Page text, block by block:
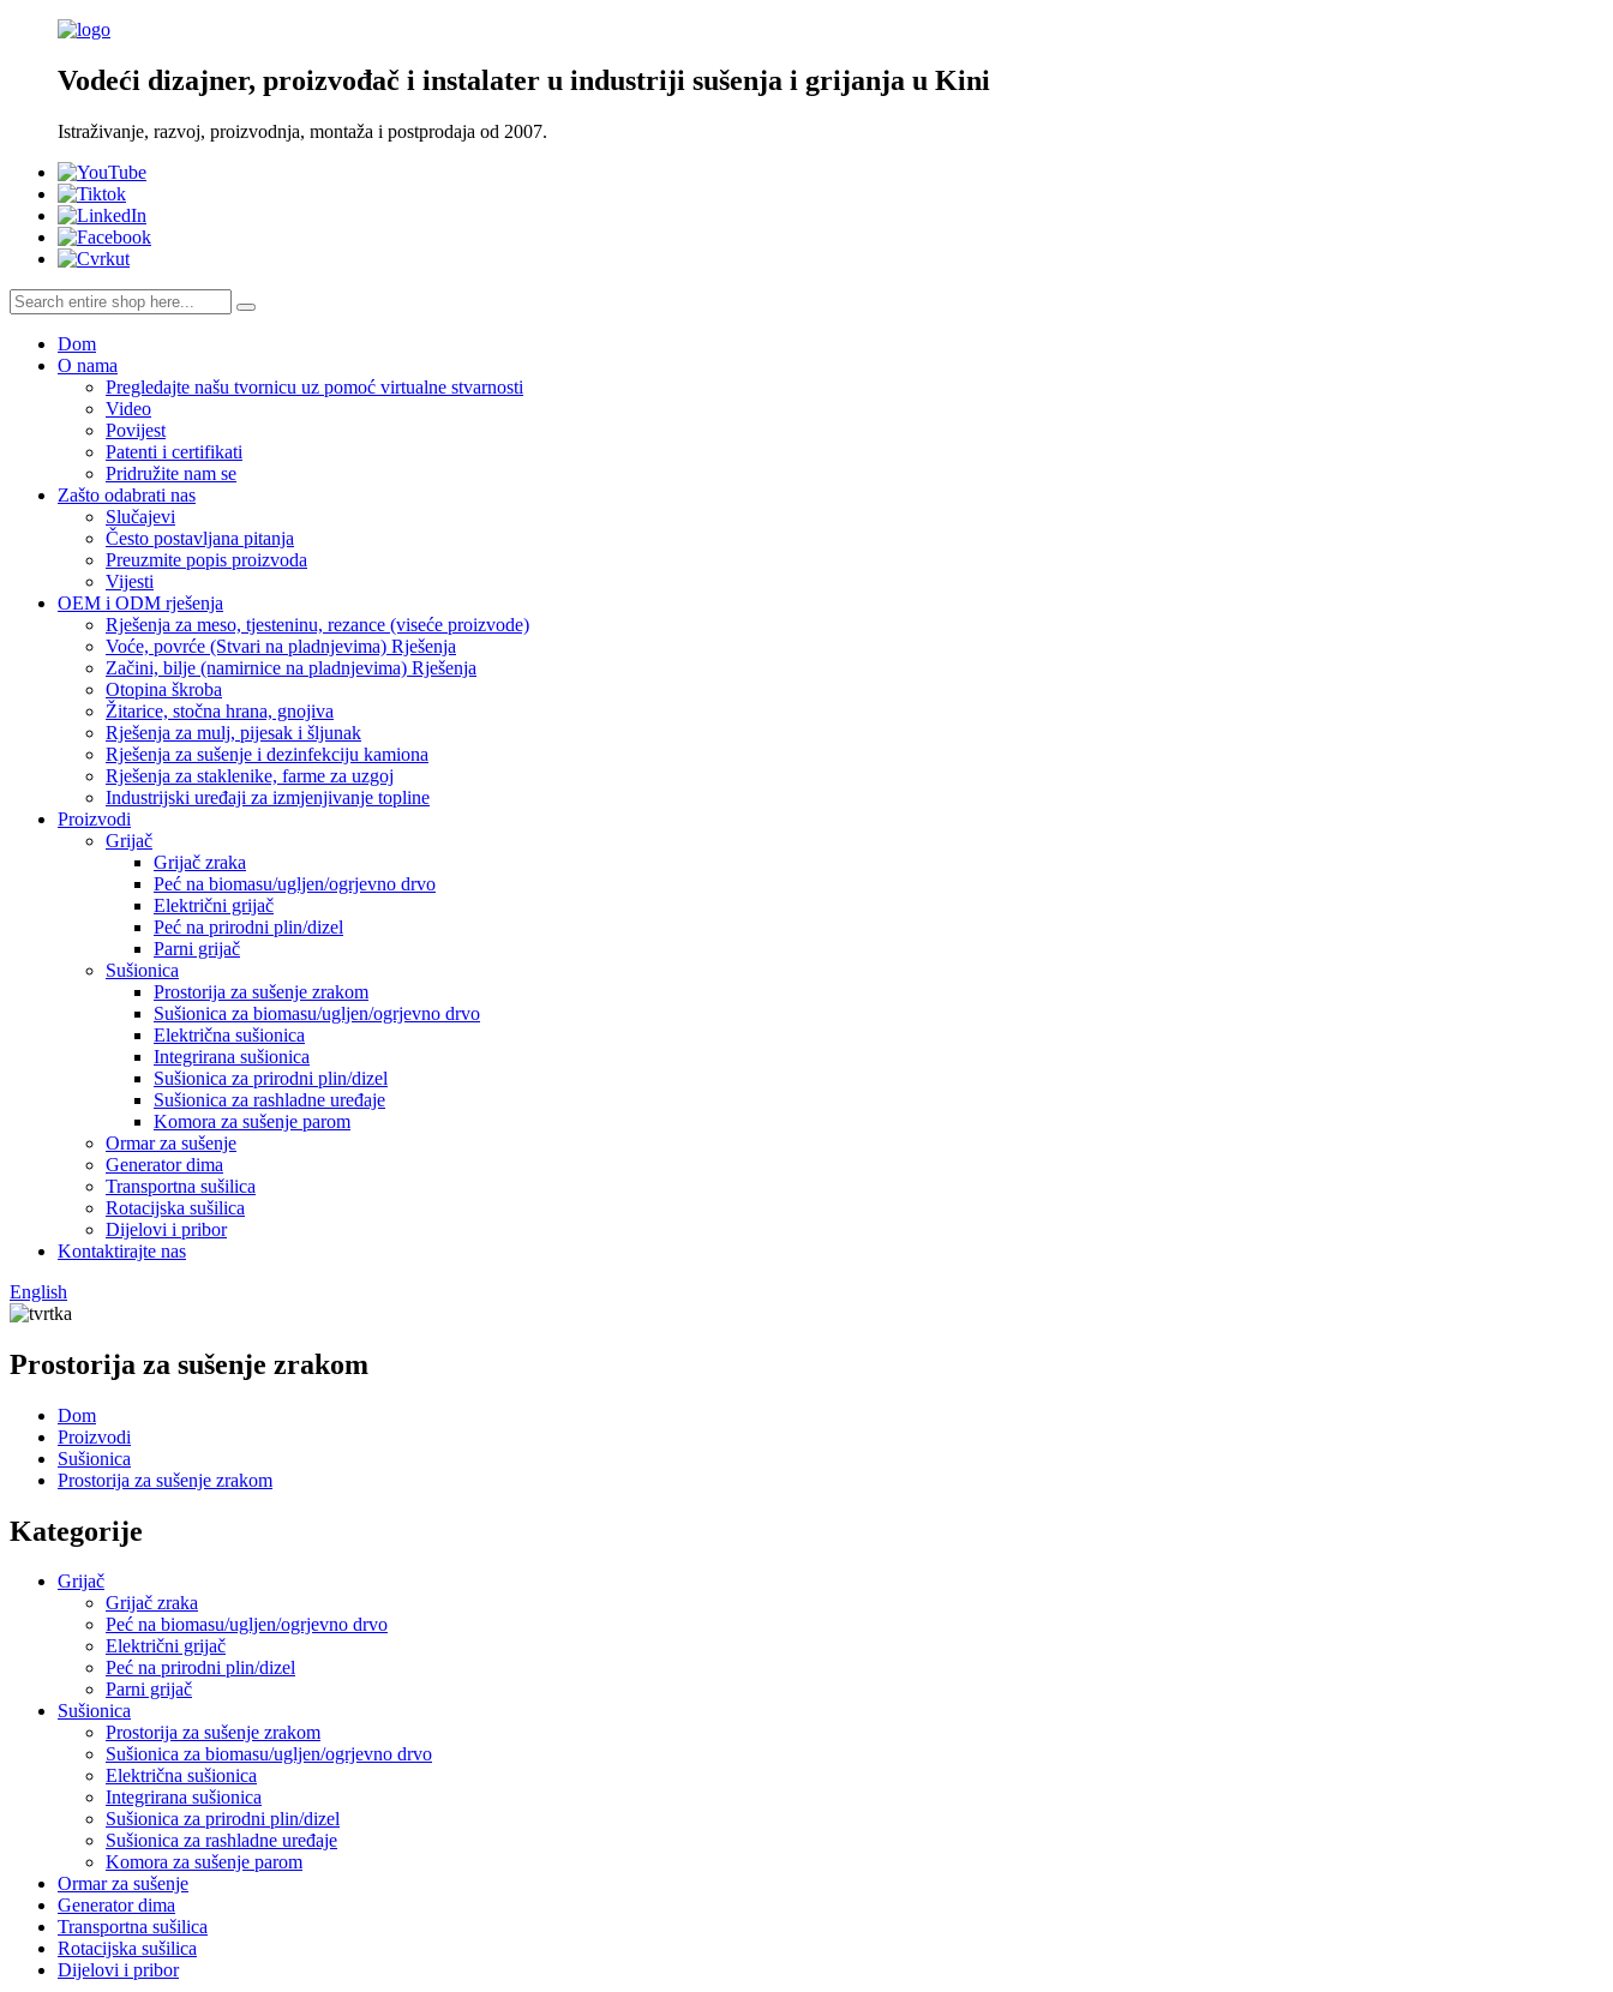
Vodeći dizajner, proizvođač i instalater u industriji sušenja i grijanja u Kini
Istraživanje, razvoj, proizvodnja, montaža i postprodaja od 2007.
Dom
O nama
Pregledajte našu tvornicu uz pomoć virtualne stvarnosti
Video
Povijest
Patenti i certifikati
Pridružite nam se
Zašto odabrati nas
Slučajevi
Često postavljana pitanja
Preuzmite popis proizvoda
Vijesti
OEM i ODM rješenja
Rješenja za meso, tjesteninu, rezance (viseće proizvode)
Voće, povrće (Stvari na pladnjevima) Rješenja
Začini, bilje (namirnice na pladnjevima) Rješenja
Otopina škroba
Žitarice, stočna hrana, gnojiva
Rješenja za mulj, pijesak i šljunak
Rješenja za sušenje i dezinfekciju kamiona
Rješenja za staklenike, farme za uzgoj
Industrijski uređaji za izmjenjivanje topline
Proizvodi
Grijač
Grijač zraka
Peć na biomasu/ugljen/ogrjevno drvo
Električni grijač
Peć na prirodni plin/dizel
Parni grijač
Sušionica
Prostorija za sušenje zrakom
Sušionica za biomasu/ugljen/ogrjevno drvo
Električna sušionica
Integrirana sušionica
Sušionica za prirodni plin/dizel
Sušionica za rashladne uređaje
Komora za sušenje parom
Ormar za sušenje
Generator dima
Transportna sušilica
Rotacijska sušilica
Dijelovi i pribor
Kontaktirajte nas
English
Prostorija za sušenje zrakom
Dom
Proizvodi
Sušionica
Prostorija za sušenje zrakom
Kategorije
Grijač
Grijač zraka
Peć na biomasu/ugljen/ogrjevno drvo
Električni grijač
Peć na prirodni plin/dizel
Parni grijač
Sušionica
Prostorija za sušenje zrakom
Sušionica za biomasu/ugljen/ogrjevno drvo
Električna sušionica
Integrirana sušionica
Sušionica za prirodni plin/dizel
Sušionica za rashladne uređaje
Komora za sušenje parom
Ormar za sušenje
Generator dima
Transportna sušilica
Rotacijska sušilica
Dijelovi i pribor